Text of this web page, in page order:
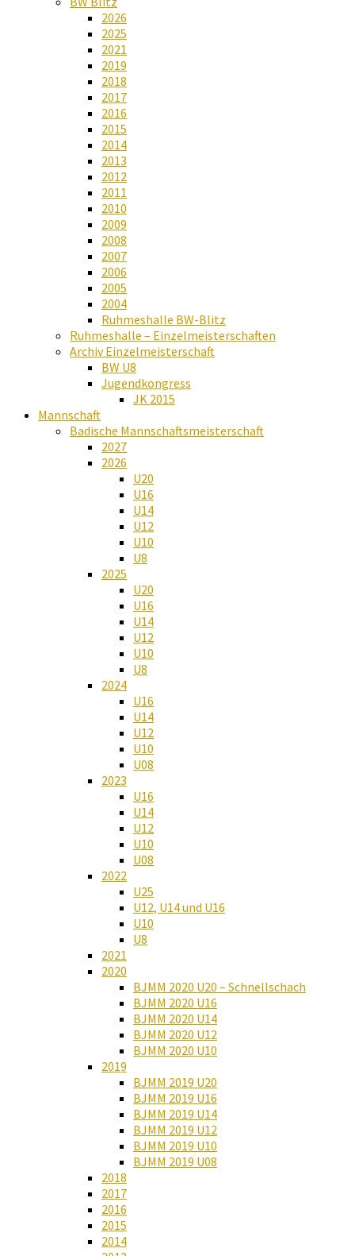
2026
2025
2021
2019
2018
2017
2016
2015
2014
2013
2012
2011
2010
2009
2008
2007
2006
2005
2004
Ruhmeshalle BW-Blitz
Ruhmeshalle – Einzelmeisterschaften
Archiv Einzelmeisterschaft
BW U8
Jugendkongress
JK 2015
Mannschaft
Badische Mannschaftsmeisterschaft
2027
2026
U20
U16
U14
U12
U10
U8
2025
U20
U16
U14
U12
U10
U8
2024
U16
U14
U12
U10
U08
2023
U16
U14
U12
U10
U08
2022
U25
U12, U14 und U16
U10
U8
2021
2020
BJMM 2020 U20 – Schnellschach
BJMM 2020 U16
BJMM 2020 U14
BJMM 2020 U12
BJMM 2020 U10
2019
BJMM 2019 U20
BJMM 2019 U16
BJMM 2019 U14
BJMM 2019 U12
BJMM 2019 U10
BJMM 2019 U08
2018
2017
2016
2015
2014